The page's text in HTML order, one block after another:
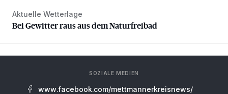
Bei Gewitter raus aus dem Naturfreibad
Aktuelle Wetterlage
Bei Gewitter raus aus dem Naturfreibad
SOZIALE MEDIEN
www.facebook.com/mettmannerkreisnews/